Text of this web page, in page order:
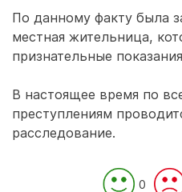
По данному факту была
местная жительница,
признательные
В настоящее время по
преступлениям
расследование.
0